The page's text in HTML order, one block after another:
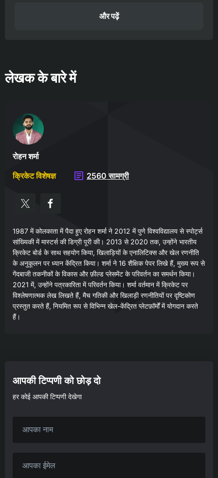
और पढ़ें
लेखक के बारे में
रोहन शर्मा
क्रिकेट विशेषज्ञ
2560 सामग्री
1987 में कोलकाता में पैदा हुए रोहन शर्मा ने 2012 में पुणे विश्वविद्यालय से स्पोर्ट्स
सांख्यिकी में मास्टर्स की डिग्री पूरी की। 2013 से 2020 तक, उन्होंने भारतीय
क्रिकेट बोर्ड के साथ सहयोग किया, खिलाड़ियों के एनालिटिक्स और खेल रणनीति
के अनुकूलन पर ध्यान केंद्रित किया। शर्मा ने 16 शैक्षिक पेपर लिखे हैं, मुख्य रूप से
गेंदबाजी तकनीकों के विकास और फ़ील्ड प्लेसमेंट के परिवर्तन का समर्थन किया।
2021 में, उन्होंने पत्रकारिता में परिवर्तन किया। शर्मा वर्तमान में क्रिकेट पर
विश्लेषणात्मक लेख लिखते हैं, मैच गतिकी और खिलाड़ी रणनीतियों पर दृष्टिकोण
प्रस्तुत करते हैं, नियमित रूप से विभिन्न खेल-केंद्रित प्लेटफ़ॉर्मों में योगदान करते
हैं।
आपकी टिप्पणी को छोड़ दो
हर कोई आपकी टिप्पणी देखेगा